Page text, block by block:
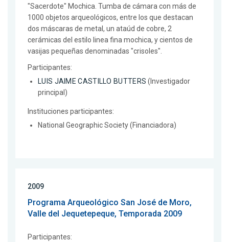
"Sacerdote" Mochica. Tumba de cámara con más de
1000 objetos arqueológicos, entre los que destacan
dos máscaras de metal, un ataúd de cobre, 2
cerámicas del estilo linea fina mochica, y cientos de
vasijas pequeñas denominadas "crisoles".
Participantes:
LUIS JAIME CASTILLO BUTTERS (Investigador
principal)
Instituciones participantes:
National Geographic Society (Financiadora)
2009
Programa Arqueológico San José de Moro,
Valle del Jequetepeque, Temporada 2009
Participantes: